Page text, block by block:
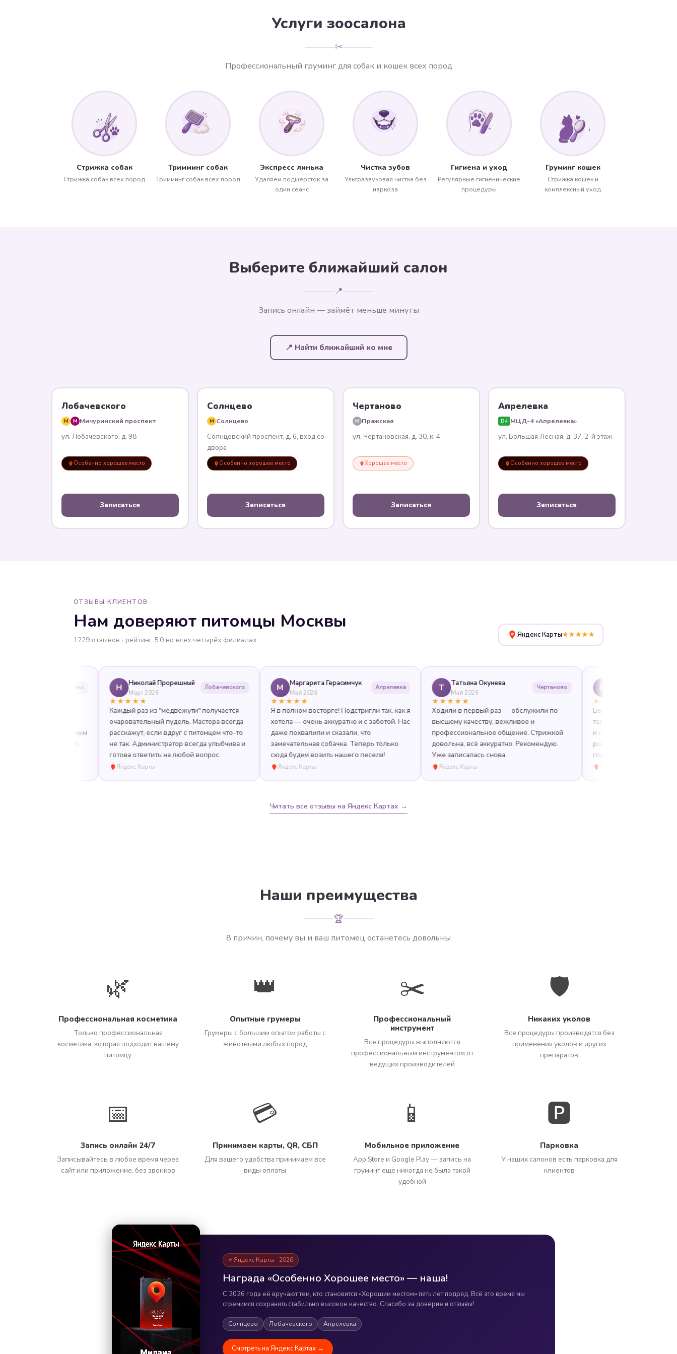
Услуги зоосалона
✂
Профессиональный груминг для собак и кошек всех пород
Стрижка собак
Стрижка собак всех пород
Тримминг собак
Тримминг собак всех пород
Экспресс линька
Удаляем подшёрсток за
один сеанс
Чистка зубов
Ультразвуковая чистка без
наркоза
Гигиена и уход
Регулярные гигиенические
процедуры
Груминг кошек
Стрижка кошек и
комплексный уход
Выберите ближайший салон
📍
Запись онлайн — займёт меньше минуты
📍 Найти ближайший ко мне
Лобачевского
M M Мичуринский проспект
ул. Лобачевского, д. 98
Особенно хорошее место
Записаться
Солнцево
M Солнцево
Солнцевский проспект, д. 6, вход со
двора
Особенно хорошее место
Записаться
Чертаново
M Пражская
ул. Чертановская, д. 30, к. 4
Хорошее место
Записаться
Апрелевка
D4 МЦД-4 «Апрелевка»
ул. Большая Лесная, д. 37, 2-й этаж
Особенно хорошее место
Записаться
ОТЗЫВЫ КЛИЕНТОВ
Нам доверяют питомцы Москвы
1229 отзывов · рейтинг 5.0 во всех четырёх филиалах
Яндекс Карты★★★★★
Николай Прорешный
Март 2026
Лобачевского
★★★★★
Каждый раз из "медвежути" получается
очаровательный пудель. Мастера всегда
расскажут, если вдруг с питомцем что-то
не так. Администратор всегда улыбчива и
готова ответить на любой вопрос.
Яндекс Карты
Маргарита Герасимчук
Май 2026
Апрелевка
★★★★★
Я в полном восторге! Подстригли так, как я
хотела — очень аккуратно и с заботой. Нас
даже похвалили и сказали, что
замечательная собачка. Теперь только
сюда будем возить нашего песеля!
Яндекс Карты
Татьяна Окунева
Май 2026
Чертаново
★★★★★
Ходили в первый раз — обслужили по
высшему качеству, вежливое и
профессиональное общение. Стрижкой
довольна, всё аккуратно. Рекомендую.
Уже записалась снова.
Яндекс Карты
Полина Невская
Июль 2025
★★★★★
Были в двух филиалах Миланы —
там прекрасные грумеры. Собака
и не в стрессе. Стрижка
ровная, все колтуны вычесали.
понравилось!
Яндекс Карты
Читать все отзывы на Яндекс Картах →
Наши преимущества
🏆
8 причин, почему вы и ваш питомец останетесь довольны
🌿
Профессиональная косметика
Только профессиональная
косметика, которая подходит вашему
питомцу
👑
Опытные грумеры
Грумеры с большим опытом работы с
животными любых пород
✂️
Профессиональный
инструмент
Все процедуры выполняются
профессиональным инструментом от
ведущих производителей
🛡️
Никаких уколов
Все процедуры производятся без
применения уколов и других
препаратов
📅
Запись онлайн 24/7
Записывайтесь в любое время через
сайт или приложение, без звонков
💳
Принимаем карты, QR, СБП
Для вашего удобства принимаем все
виды оплаты
📱
Мобильное приложение
App Store и Google Play — запись на
груминг ещё никогда не была такой
удобной
🅿️
Парковка
У наших салонов есть парковка для
клиентов
⭐ Яндекс Карты · 2026
Награда «Особенно Хорошее место» — наша!
С 2026 года её вручают тем, кто становится «Хорошим местом» пять лет подряд. Всё это время мы
стремимся сохранять стабильно высокое качество. Спасибо за доверие и отзывы!
Солнцево Лобачевского Апрелевка
Смотреть на Яндекс Картах →